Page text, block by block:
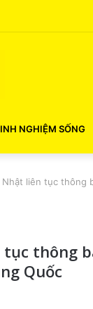
NGHIỆM SỐNG
Nhật liên tục thông
thông
Quốc